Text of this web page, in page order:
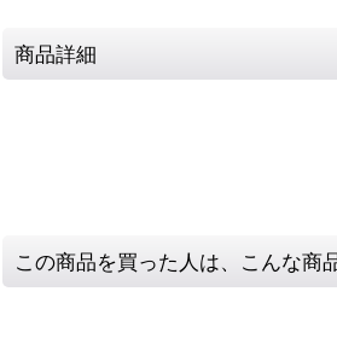
商品詳細
この商品を買った人は、こんな商